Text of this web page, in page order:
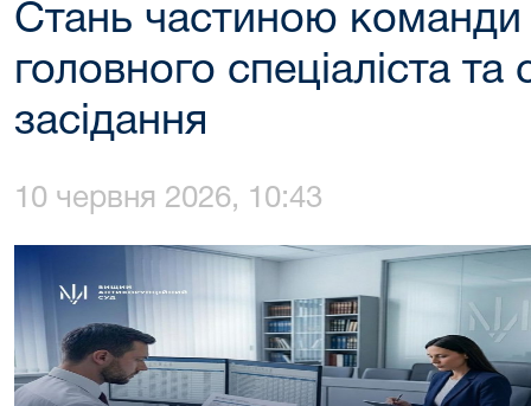
Стань частиною
головного спеціаліста
засідання
10 червня 2026, 10:43